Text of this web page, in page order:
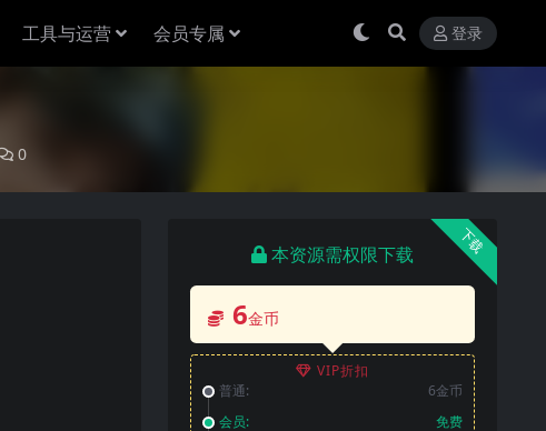
工具与运营 会员专属 登录
0
下载
本资源需权限下载
6金币
VIP折扣
普通:
6金币
会员:
免费